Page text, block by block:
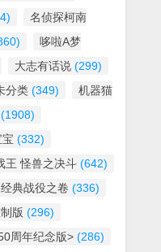
名侦探柯南
哆啦A梦
大志有话说 (299)
分类 (349)
机器猫
(1908)
(332)
王 怪兽之决斗 (642)
典战役之卷 (336)
版 (296)
周年纪念版> (286)